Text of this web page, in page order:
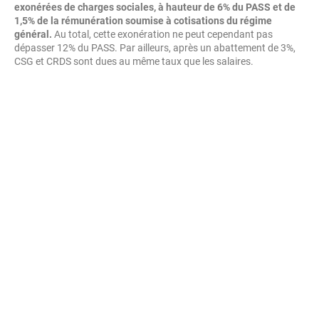
exonérées de charges sociales, à hauteur de 6% du PASS et de
1,5% de la rémunération soumise à cotisations du régime
général. Au total, cette exonération ne peut cependant pas
dépasser 12% du PASS. Par ailleurs, après un abattement de 3%,
CSG et CRDS sont dues au même taux que les salaires.